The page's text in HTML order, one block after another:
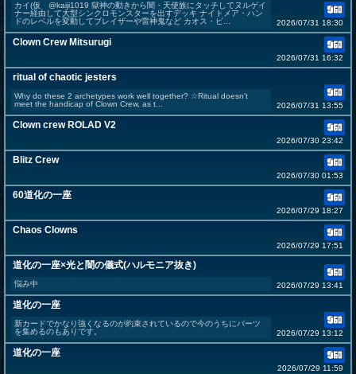
カイ(仮 @kaiji1019 獄神の動きから闇・天使族にタッチしてヌルゲイ
ナー経由して大型シンクロモンスターを出すデッキ ナイトメア・ハン
ドのレベルを変動してブレイザーや雷神鬼など カオス・ビ...
2026/07/31 18:30
Clown Crew Mitsurugi
2026/07/31 16:32
ritual of chaotic jesters
Why do these 2 archetypes work well together? ☆Ritual doesn't
meet the handicap of Clown Crew, as t...
2026/07/31 13:55
Clown crew ROLAD V2
2026/07/30 23:42
Blitz Crew
2026/07/30 01:53
60道化の一座
2026/07/29 18:27
Chaos Clowns
2026/07/29 17:51
道化の一座×光と闇の儀式(ハルモニア抜き)
悩み中 2026/07/29 13:41
道化の一座
新カードでかなり強くなるのが約束されているので今のうちにパーツ
を集めるのもありです。
2026/07/29 13:12
道化の一座
2026/07/29 11:59